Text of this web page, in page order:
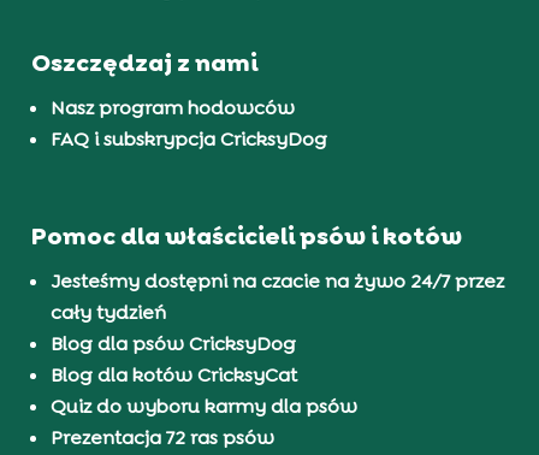
Oszczędzaj z nami
Nasz program hodowców
FAQ i subskrypcja CricksyDog
Pomoc dla właścicieli psów i kotów
Jesteśmy dostępni na czacie na żywo 24/7 przez
cały tydzień
Blog dla psów CricksyDog
Blog dla kotów CricksyCat
Quiz do wyboru karmy dla psów
Prezentacja 72 ras psów